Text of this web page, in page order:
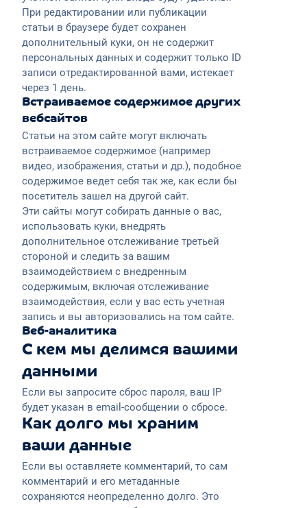
При редактировании или публикации
статьи в браузере будет сохранен
дополнительный куки, он не содержит
персональных данных и содержит только ID
записи отредактированной вами, истекает
через 1 день.
Встраиваемое содержимое других
вебсайтов
Статьи на этом сайте могут включать
встраиваемое содержимое (например
видео, изображения, статьи и др.), подобное
содержимое ведет себя так же, как если бы
посетитель зашел на другой сайт.
Эти сайты могут собирать данные о вас,
использовать куки, внедрять
дополнительное отслеживание третьей
стороной и следить за вашим
взаимодействием с внедренным
содержимым, включая отслеживание
взаимодействия, если у вас есть учетная
запись и вы авторизовались на том сайте.
Веб-аналитика
С кем мы делимся вашими
данными
Если вы запросите сброс пароля, ваш IP
будет указан в email-сообщении о сбросе.
Как долго мы храним
ваши данные
Если вы оставляете комментарий, то сам
комментарий и его метаданные
сохраняются неопределенно долго. Это